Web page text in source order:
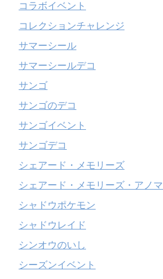
コラボイベント
コレクションチャレンジ
サマーシール
サマーシールデコ
サンゴ
サンゴのデコ
サンゴイベント
サンゴデコ
シェアード・メモリーズ
シェアード・メモリーズ・アノ
シャドウポケモン
シャドウレイド
シンオウのいし
シーズンイベント